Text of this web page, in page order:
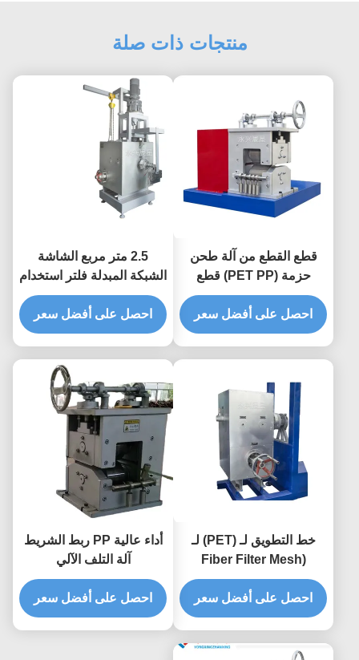
منتجات ذات صلة
قطع القطع من آلة طحن
حزمة (PET PP) قطع
القطع المصنعة بالإن سي إن
احصل على أفضل سعر
2.5 متر مربع الشاشة
الشبكة المبدلة فلتر استخدام
مزدوج أجزاء مطرودة لخط
إنتاج PP الشريط
احصل على أفضل سعر
خط التطويق لـ (PET) لـ
(Fiber Filter Mesh
Screen Changer) أجزاء
الألومنيوم المصنعة بالإنترنت
احصل على أفضل سعر
أداء عالية PP ربط الشريط
آلة التلف الآلي
احصل على أفضل سعر